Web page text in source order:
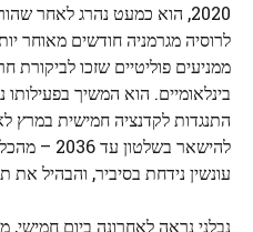
2020, הוא כמעט נהרג לאחר
ממניעים פוליטיים שזכו לביקורת
בינלאומיים. הוא המשיך
התנגדות לקדנציה חמישית במרץ
להישאר
עונשין נידחת בסיביר, והבהיל את
נבלני נראה לאחרונה ביום